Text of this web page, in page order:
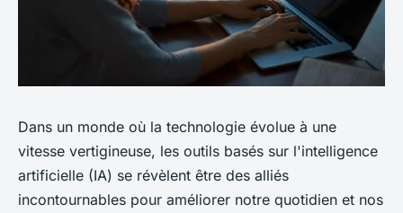
Dans un monde où la technologie évolue à une
vitesse vertigineuse, les outils basés sur l'intelligence
artificielle (IA) se révèlent être des alliés
incontournables pour améliorer notre quotidien et nos